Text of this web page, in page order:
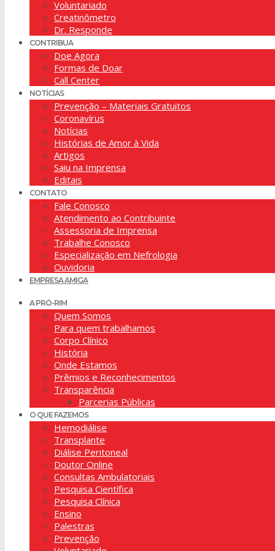
Voluntariado
Creatinômetro
Dr. Responde
CONTRIBUA
Doe Agora
Formas de Doar
Call Center
NOTÍCIAS
Prevenção – Materiais Gratuitos
Coronavírus
Notícias
Histórias de Amor à Vida
Artigos
Saiu na Imprensa
Editais
CONTATO
Fale Conosco
Atendimento ao Contribuinte
Assessoria de Imprensa
Trabalhe Conosco
Especialização em Nefrologia
Ouvidoria
EMPRESA AMIGA
A PRÓ-RIM
Quem Somos
Para quem trabalhamos
Corpo Clínico
História
Onde Estamos
Prêmios e Reconhecimentos
Transparência
Parcerias Públicas
O QUE FAZEMOS
Hemodiálise
Transplante
Diálise Peritoneal
Doutor Online
Consultas Ambulatoriais
Pesquisa Científica
Pesquisa Clínica
Ensino
Palestras
Prevenção